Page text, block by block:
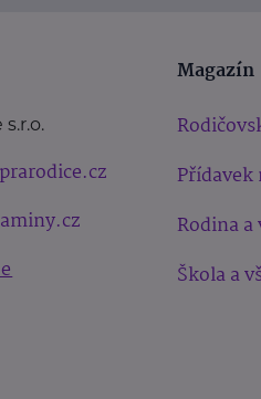
Magazín
Přídavek
Rodina
Škola a